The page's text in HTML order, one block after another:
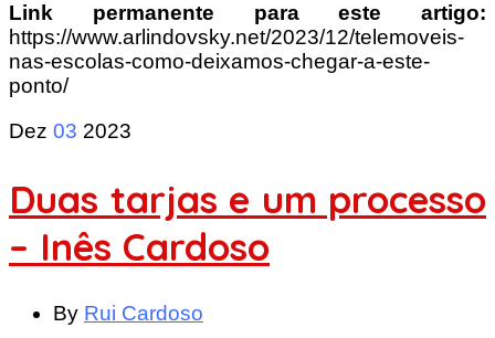
Link permanente para este artigo:
https://www.arlindovsky.net/2023/12/telemoveis-
nas-escolas-como-deixamos-chegar-a-este-
ponto/
Dez 03 2023
Duas tarjas e um processo
– Inês Cardoso
By Rui Cardoso